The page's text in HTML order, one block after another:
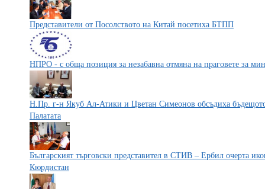
Представители от Посолството на Китай посетиха БТПП
НПРО - с обща позиция за незабавна отмяна на праговете за
Н.Пр. г-н Якуб Ал-Атики и Цветан Симеонов обсъдиха
Палатата
Българският търговски представител в СТИВ – Ербил очерта
Кюрдистан